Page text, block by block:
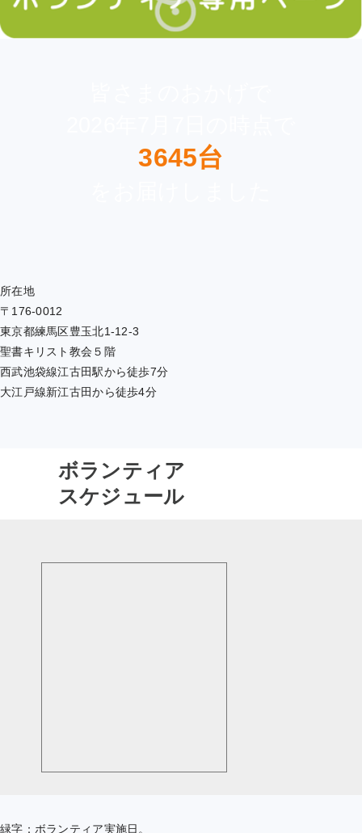
3645台
所在地
〒176-0012
東京都練馬区豊玉北1-12-3
聖書キリスト教会５階
西武池袋線江古田駅から徒歩7分
大江戸線新江古田から徒歩4分
ボランティア
スケジュール
緑字：ボランティア実施日。